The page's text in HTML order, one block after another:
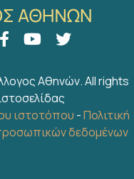
Αθηνών
Αθηνών. All rights
ιστοτόπου -Πολιτική
δεδομένων